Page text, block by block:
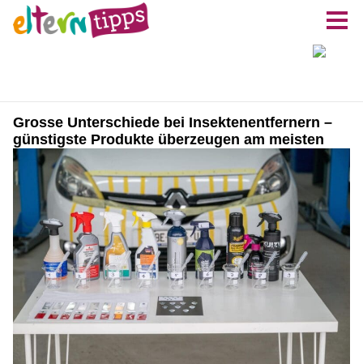
Grosse Unterschiede bei Insektenentfernern –
günstigste Produkte überzeugen am meisten